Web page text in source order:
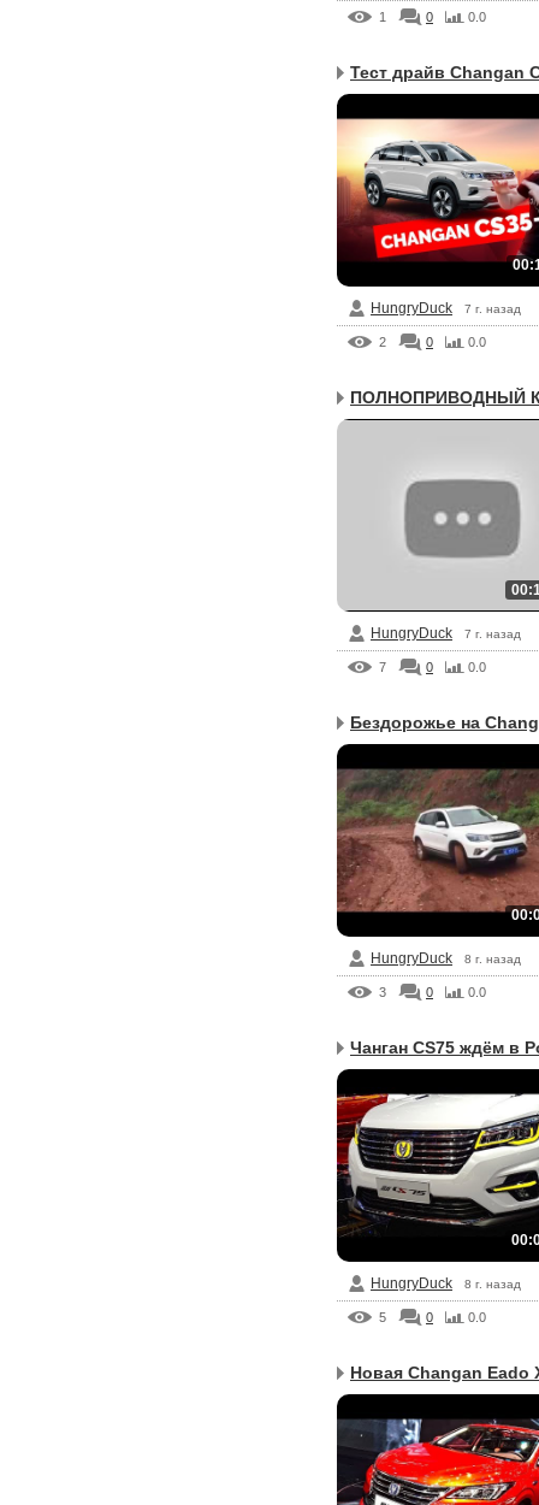
1 0 0.0
Тест драйв Changan
HungryDuck 7 г. назад
2 0 0.0
HungryDuck 7 г. назад
7 0 0.0
Бездорожье на
HungryDuck 8 г. назад
3 0 0.0
Чанган CS75 ждём в
HungryDuck 8 г. назад
5 0 0.0
Новая Changan Eado